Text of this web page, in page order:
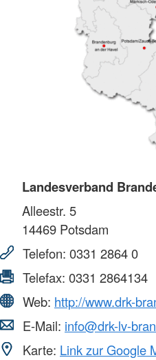
Landesverband
Alleestr. 5
14469 Potsdam
Telefon: 0331 2864 0
Telefax: 0331 2864134
Web: http://www.drk-
E-Mail: info@drk-lv-
Karte: Link zur Google